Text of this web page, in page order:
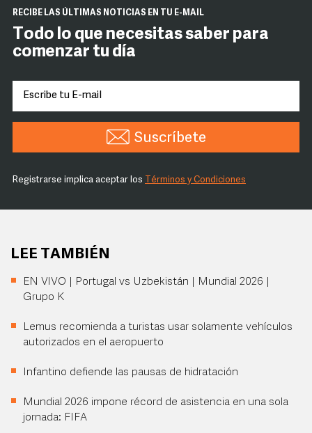
RECIBE LAS ÚLTIMAS NOTICIAS EN TU E-MAIL
Todo lo que necesitas saber para
comenzar tu día
Suscríbete
Registrarse implica aceptar los Términos y Condiciones
LEE TAMBIÉN
EN VIVO | Portugal vs Uzbekistán | Mundial 2026 |
Grupo K
Lemus recomienda a turistas usar solamente vehículos
autorizados en el aeropuerto
Infantino defiende las pausas de hidratación
Mundial 2026 impone récord de asistencia en una sola
jornada: FIFA